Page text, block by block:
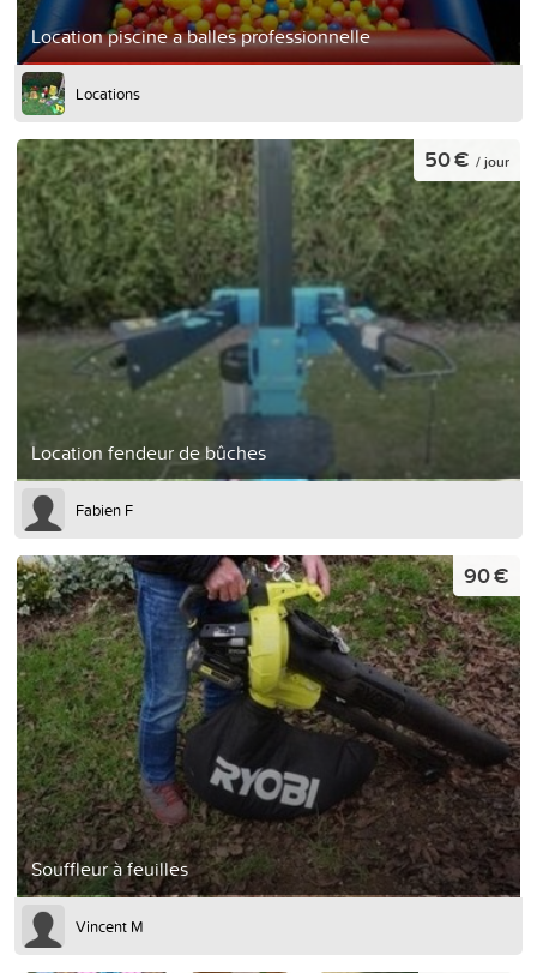
Location piscine a balles professionnelle
Locations
Location fendeur de bûches
50 € / jour
Fabien F
Souffleur à feuilles
90 €
Vincent M